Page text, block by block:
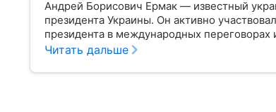
Андрей Борисович Ермак — известный
президента Украины. Он активно
президента в международных
попадания в коррупционный скандал.
Читать дальше